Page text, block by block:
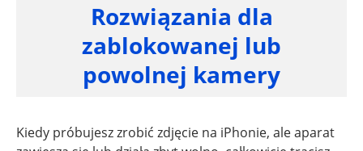
Rozwiązania dla
zablokowanej lub
powolnej kamery
Kiedy próbujesz zrobić zdjęcie na iPhonie, ale aparat